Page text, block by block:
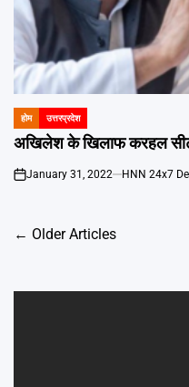
POSTED
IN
होम उत्तरप्रदेश
अखिलेश के खिलाफ करहल
on
January 31, 2022 HNN 24x7
Posts
← Older Articles